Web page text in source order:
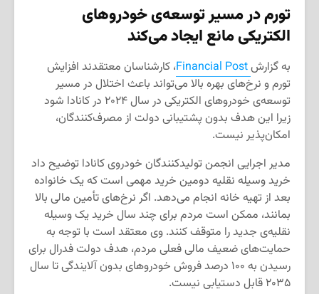
تورم در مسیر توسعه‌ی خودروهای
الکتریکی مانع ایجاد می‌کند
به گزارش
، کارشناسان معتقدند افزایش
تورم و نرخ‌های بهره بالا می‌تواند باعث اختلال در مسیر
توسعه‌ی خودروهای الکتریکی در سال ۲۰۲۴ در کانادا شود
زیرا این هدف بدون پشتیبانی دولت از مصرف‌کنندگان،
امکان‌پذیر نیست.
مدیر اجرایی انجمن تولیدکنندگان خودروی کانادا توضیح داد
خرید وسیله نقلیه دومین خرید مهمی است که یک خانواده
بعد از تهیه خانه انجام می‌دهد. اگر نرخ‌های تأمین مالی بالا
بمانند، ممکن است مردم برای چند سال خرید یک وسیله
نقلیه‌ی جدید را متوقف کنند. وی معتقد است با توجه به
حمایت‌های ضعیف مالی فعلی مردم، هدف دولت فدرال برای
رسیدن به ۱۰۰ درصد فروش خودروهای بدون آلایندگی تا سال
۲۰۳۵ قابل دستیابی نیست.